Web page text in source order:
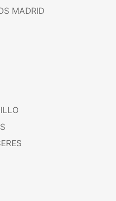
MADRID